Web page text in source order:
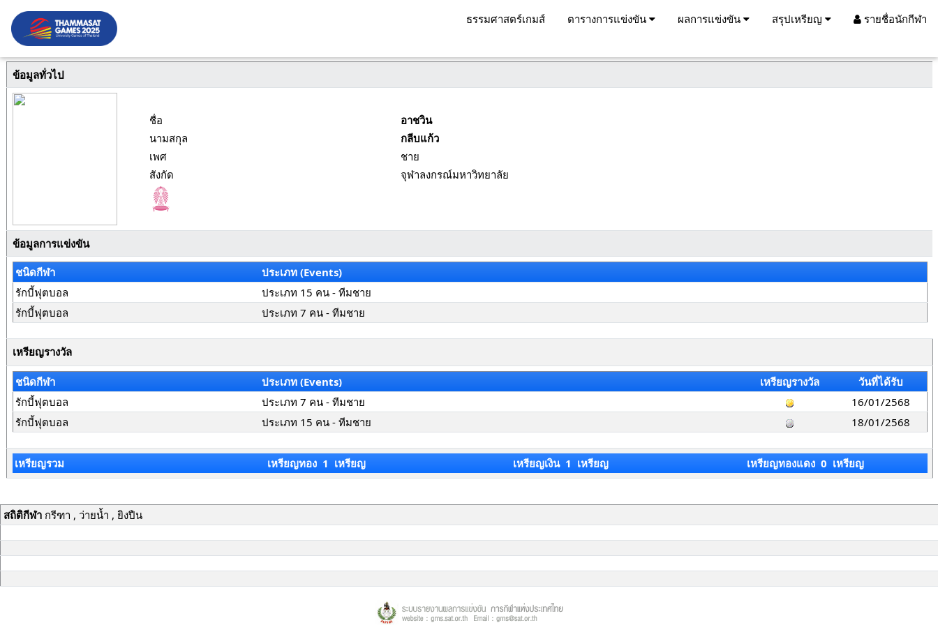
ธรรมศาสตร์เกมส์ ตารางการแข่งขัน ผลการแข่งขัน สรุปเหรียญ รายชื่อนักกีฬา
ข้อมูลทั่วไป
ชื่อ
อาชวิน
นามสกุล
กลีบแก้ว
เพศ
ชาย
สังกัด
จุฬาลงกรณ์มหาวิทยาลัย
ข้อมูลการแข่งขัน
ชนิดกีฬา
ประเภท (Events)
รักบี้ฟุตบอล
ประเภท 15 คน - ทีมชาย
รักบี้ฟุตบอล
ประเภท 7 คน - ทีมชาย
เหรียญรางวัล
ชนิดกีฬา ประเภท (Events) เหรียญรางวัล
วันที่ได้รับ
รักบี้ฟุตบอล
ประเภท 7 คน - ทีมชาย
16/01/2568
รักบี้ฟุตบอล
ประเภท 15 คน - ทีมชาย 18/01/2568
เหรียญรวม เหรียญทอง 1 เหรียญ เหรียญเงิน 1 เหรียญ เหรียญทองแดง 0 เหรียญ
สถิติกีฬากรีฑา , ว่ายน้ำ , ยิงปืน